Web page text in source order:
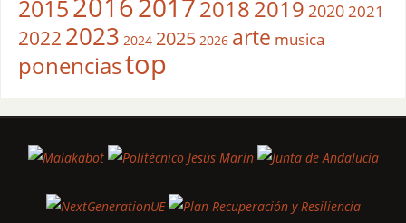
2015 201720182019 20202021
2022 2023 2024 2025 2026 arte musica
ponenciastop